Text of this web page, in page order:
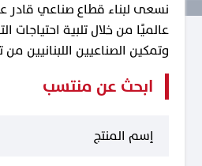
نسعى لبناء قطاع صناعي قادر
عالميًا من خلال تلبية احتياجات
وتمكين الصناعيين اللبنانيين
ابحث عن منتسب